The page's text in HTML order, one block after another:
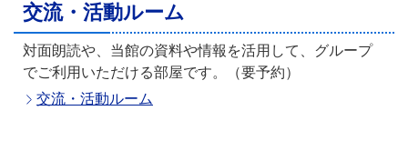
交流・活動ルーム
対面朗読や、当館の資料や情報を活用して、グループ
でご利用いただける部屋です。（要予約）
交流・活動ルーム